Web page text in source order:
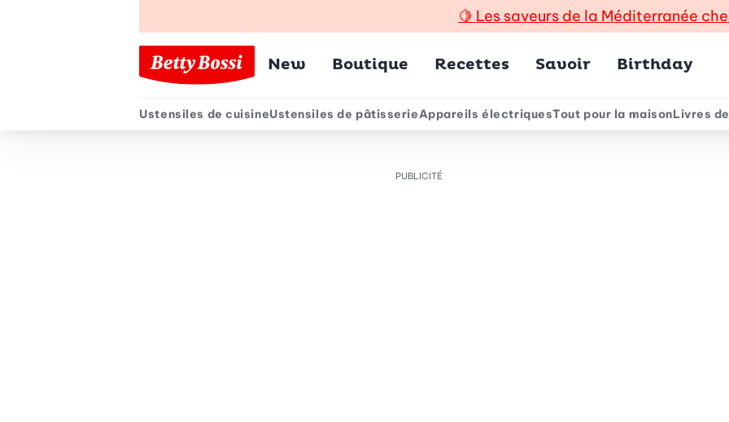
🍋 Les saveurs de la Méditerranée
Menu principal
New Boutique Recettes Savoir Birthday
Menu secondaire
Ustensiles de cuisineUstensiles de pâtisserieAppareils électriquesTout pour la maisonLivres
PUBLICITÉ